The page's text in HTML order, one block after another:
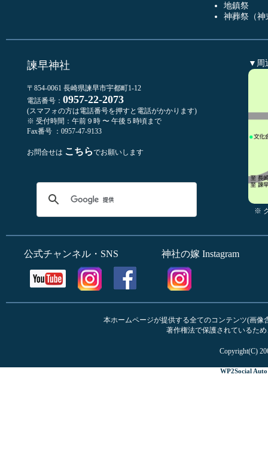
地鎮祭
神葬祭（神
諫早神社
〒854-0061 長崎県諫早市宇都町1-12
電話番号： 0957-22-2073
(スマフォの方は電話番号を押すと電話がかかります)
※ 受付時間：午前９時 〜 午後５時頃まで
Fax番号 ：0957-47-9133
お問合せは こちらでお願いします
▼周
※
公式チャンネル・SNS 神社の嫁 Instagram
本ホームページが提供する全てのコンテンツ(画
著作権法で保護されているた
Copyright(C)
WP2Social